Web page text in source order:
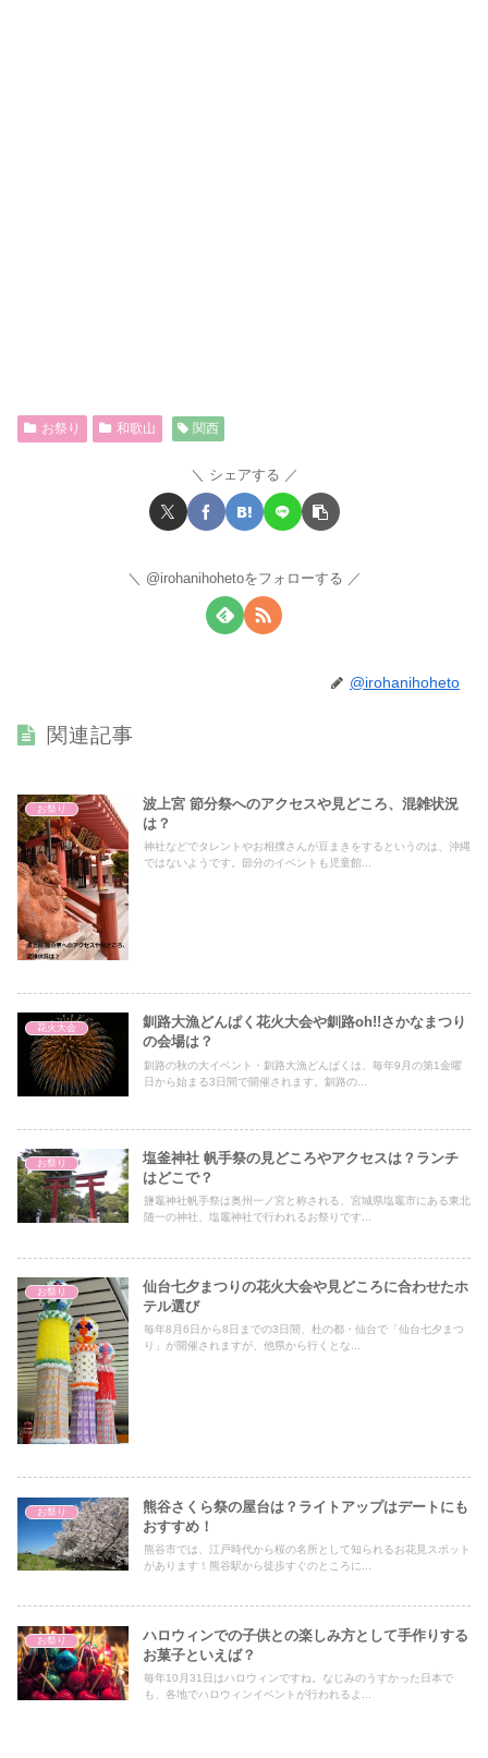
お祭り 和歌山 関西
シェアする
@irohanihohetoをフォローする
@irohanihoheto
関連記事
お祭り
波上宮 節分祭へのアクセスや見どころ、混雑状況
は？
神社などでタレントやお相撲さんが豆まきをするというのは、沖縄
ではないようです。節分のイベントも児童館...
花火大会
釧路大漁どんぱく花火大会や釧路oh!!さかなまつり
の会場は？
釧路の秋の大イベント・釧路大漁どんぱくは、毎年9月の第1金曜
日から始まる3日間で開催されます。釧路の...
お祭り
塩釜神社 帆手祭の見どころやアクセスは？ランチ
はどこで？
鹽竈神社帆手祭は奥州一ノ宮と称される、宮城県塩竈市にある東北
随一の神社、塩竈神社で行われるお祭りです...
お祭り
仙台七夕まつりの花火大会や見どころに合わせたホ
テル選び
毎年8月6日から8日までの3日間、杜の都・仙台で「仙台七夕まつ
り」が開催されますが、他県から行くとな...
お祭り
熊谷さくら祭の屋台は？ライトアップはデートにも
おすすめ！
熊谷市では、江戸時代から桜の名所として知られるお花見スポット
があります！熊谷駅から徒歩すぐのところに...
お祭り
ハロウィンでの子供との楽しみ方として手作りする
お菓子といえば？
毎年10月31日はハロウィンですね。なじみのうすかった日本で
も、各地でハロウィンイベントが行われるよ...